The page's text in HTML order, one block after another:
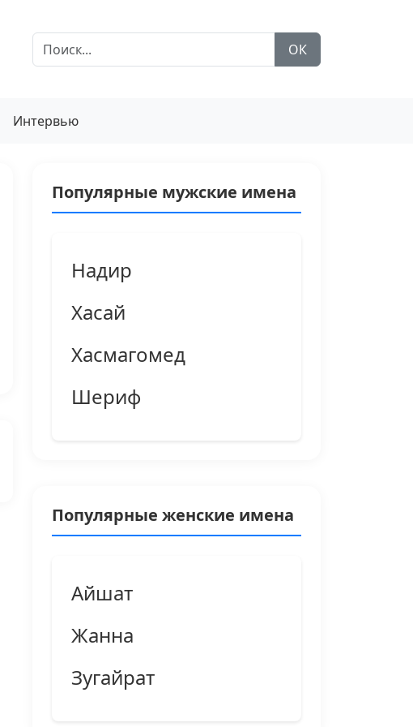
ОК
Интервью
Популярные мужские имена
Надир
Хасай
Хасмагомед
Шериф
Популярные женские имена
Айшат
Жанна
Зугайрат